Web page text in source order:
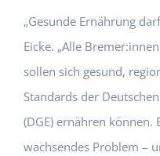
„Gesunde Ernährung
Eicke. „Alle
sollen sich gesund,
Standards der
(DGE) ernähren
wachsendes Problem –